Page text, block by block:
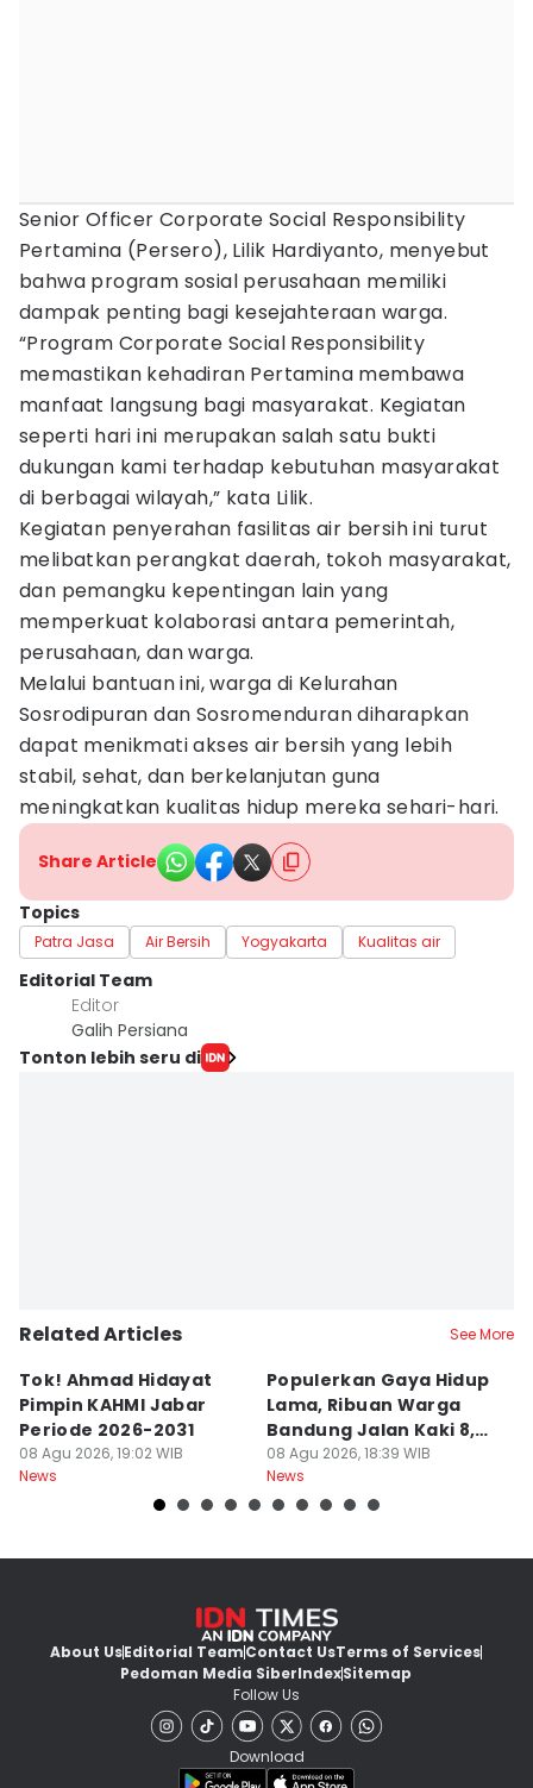
Senior Officer Corporate Social Responsibility
Pertamina (Persero), Lilik Hardiyanto, menyebut
bahwa program sosial perusahaan memiliki
dampak penting bagi kesejahteraan warga.
“Program Corporate Social Responsibility
memastikan kehadiran Pertamina membawa
manfaat langsung bagi masyarakat. Kegiatan
seperti hari ini merupakan salah satu bukti
dukungan kami terhadap kebutuhan masyarakat
di berbagai wilayah,” kata Lilik.
Kegiatan penyerahan fasilitas air bersih ini turut
melibatkan perangkat daerah, tokoh masyarakat,
dan pemangku kepentingan lain yang
memperkuat kolaborasi antara pemerintah,
perusahaan, dan warga.
Melalui bantuan ini, warga di Kelurahan
Sosrodipuran dan Sosromenduran diharapkan
dapat menikmati akses air bersih yang lebih
stabil, sehat, dan berkelanjutan guna
meningkatkan kualitas hidup mereka sehari-hari.
Share Article
Topics
Patra Jasa Air Bersih Yogyakarta Kualitas air
Editorial Team
Editor
Galih Persiana
Tonton lebih seru di
Related Articles See More
Tok! Ahmad Hidayat
Pimpin KAHMI Jabar
Periode 2026-2031
08 Agu 2026, 19:02 WIB
News
Populerkan Gaya Hidup
Lama, Ribuan Warga
Bandung Jalan Kaki 8,8
Km
08 Agu 2026, 18:39 WIB
News
About UsEditorial TeamContact UsTerms of Services
Pedoman Media SiberIndexSitemap
Follow Us
Download